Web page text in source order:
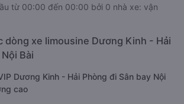
từ 00:00 đến 00:00 bởi 0 nhà xe: vận
dòng xe limousine Dương Kinh - Hải
Bài
Dương Kinh - Hải Phòng đi Sân bay Nội
cao